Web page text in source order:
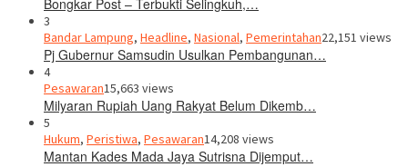
Bongkar Post – Terbukti Selingkuh,…
3
Bandar Lampung, Headline, Nasional, Pemerintahan22,151 views
Pj Gubernur Samsudin Usulkan Pembangunan…
4
Pesawaran15,663 views
Milyaran Rupiah Uang Rakyat Belum Dikemb…
5
Hukum, Peristiwa, Pesawaran14,208 views
Mantan Kades Mada Jaya Sutrisna Dijemput…